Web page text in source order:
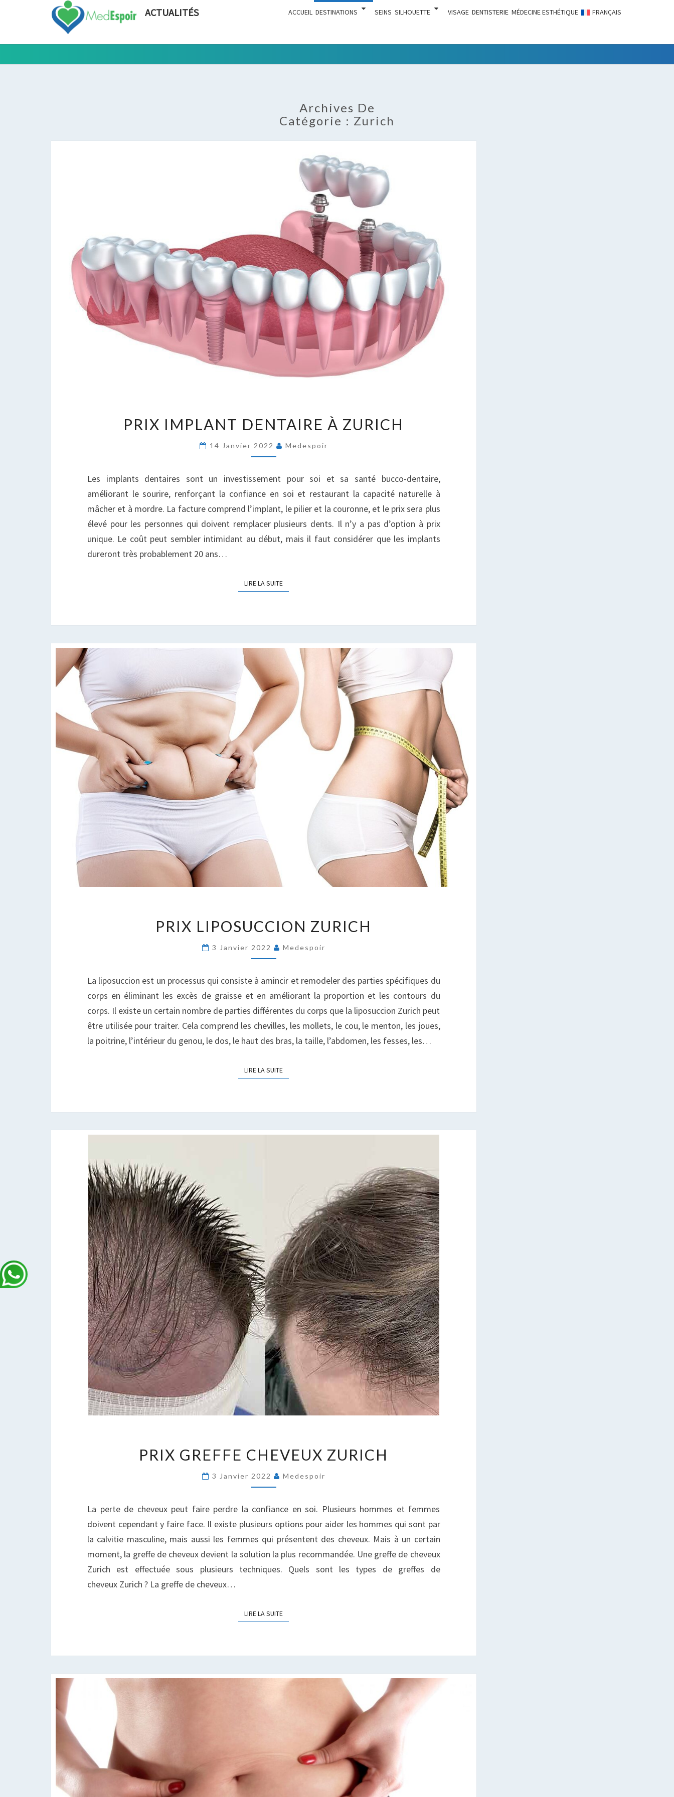
ACTUALITÉS ACCUEIL DESTINATIONS SEINS SILHOUETTE VISAGE DENTISTERIE MÉDECINE ESTHÉTIQUE FRANÇAIS
Tout Ce
Chirurgie
Esthétique
Archives De
Catégorie : Zurich
IMPLANT
À
PRIX IMPLANT DENTAIRE À ZURICH
14 Janvier 2022 Medespoir
Les implants dentaires sont un investissement pour soi et sa santé bucco-dentaire,
améliorant le sourire, renforçant la confiance en soi et restaurant la capacité naturelle à
mâcher et à mordre. La facture comprend l’implant, le pilier et la couronne, et le prix sera plus
élevé pour les personnes qui doivent remplacer plusieurs dents. Il n’y a pas d’option à prix
unique. Le coût peut sembler intimidant au début, mais il faut considérer que les implants
dureront très probablement 20 ans…
LIRE LA SUITELIRE LA SUITE
LIPOSUCCION
PRIX LIPOSUCCION ZURICH
3 Janvier 2022 Medespoir
La liposuccion est un processus qui consiste à amincir et remodeler des parties spécifiques du
corps en éliminant les excès de graisse et en améliorant la proportion et les contours du
corps. Il existe un certain nombre de parties différentes du corps que la liposuccion Zurich peut
être utilisée pour traiter. Cela comprend les chevilles, les mollets, le cou, le menton, les joues,
la poitrine, l’intérieur du genou, le dos, le haut des bras, la taille, l’abdomen, les fesses, les…
LIRE LA SUITELIRE LA SUITE
GREFFE
ZURICH
PRIX GREFFE CHEVEUX ZURICH
3 Janvier 2022 Medespoir
La perte de cheveux peut faire perdre la confiance en soi. Plusieurs hommes et femmes
doivent cependant y faire face. Il existe plusieurs options pour aider les hommes qui sont par
la calvitie masculine, mais aussi les femmes qui présentent des cheveux. Mais à un certain
moment, la greffe de cheveux devient la solution la plus recommandée. Une greffe de cheveux
Zurich est effectuée sous plusieurs techniques. Quels sont les types de greffes de
cheveux Zurich ? La greffe de cheveux…
LIRE LA SUITELIRE LA SUITE